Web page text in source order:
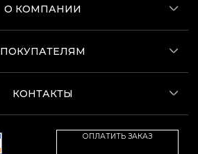
О КОМПАНИИ
ПОКУПАТЕЛЯМ
КОНТАКТЫ
ОПЛАТИТЬ ЗАКАЗ